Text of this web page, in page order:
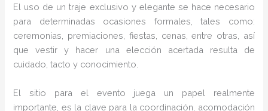
El uso de un traje exclusivo y elegante se hace necesario
para determinadas ocasiones formales, tales como:
ceremonias, premiaciones, fiestas, cenas, entre otras, así
que vestir y hacer una elección acertada resulta de
cuidado, tacto y conocimiento.
El sitio para el evento juega un papel realmente
importante, es la clave para la coordinación, acomodación